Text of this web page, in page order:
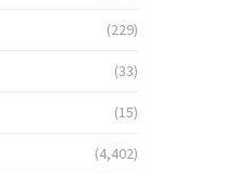
(229)
(33)
(15)
(4,402)